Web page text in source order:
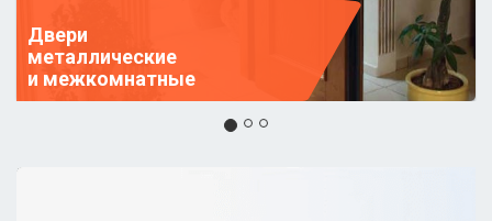
Двери
металлические
и межкомнатные